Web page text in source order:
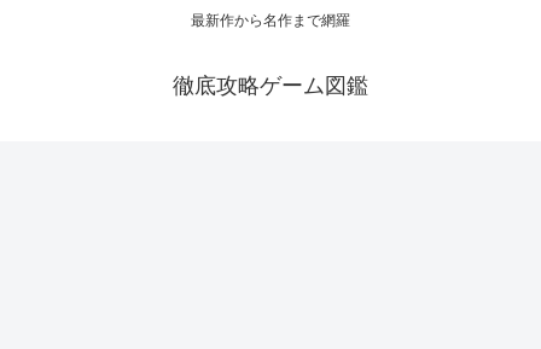
最新作から名作まで網羅
徹底攻略ゲーム図鑑